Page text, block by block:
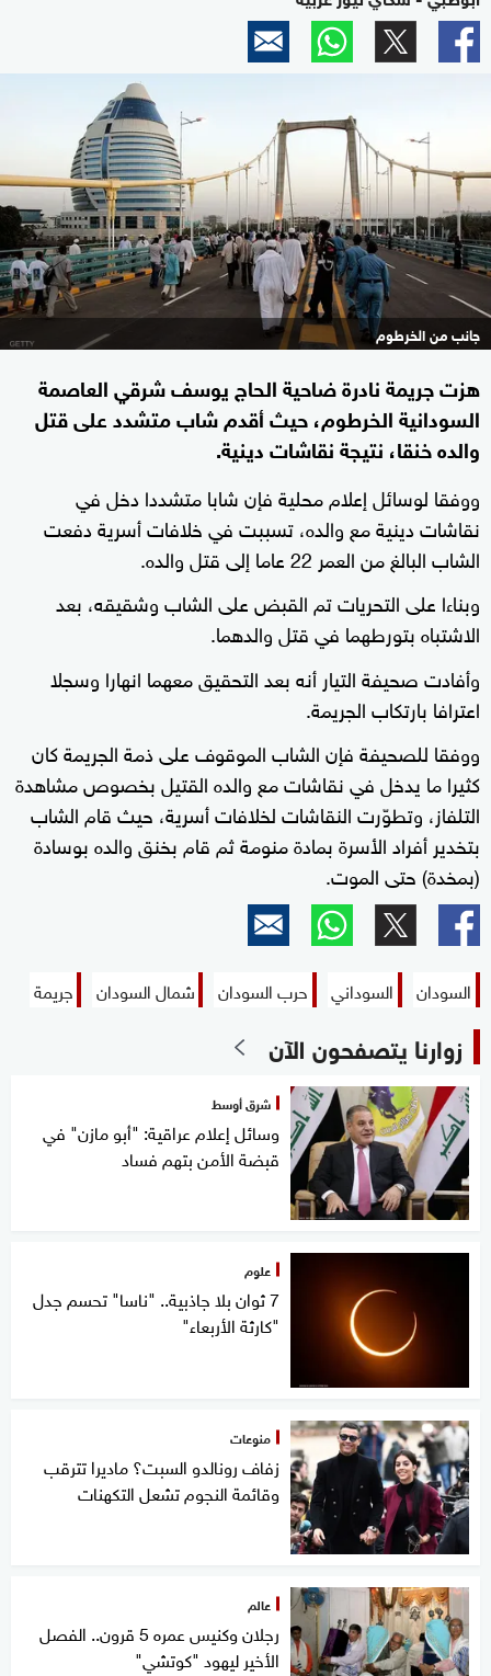
جانب من الخرطوم
هزت جريمة نادرة ضاحية الحاج يوسف شرقي العاصمة
السودانية الخرطوم، حيث أقدم شاب متشدد على قتل
والده خنقا، نتيجة نقاشات دينية.
ووفقا لوسائل إعلام محلية فإن شابا متشددا دخل في
نقاشات دينية مع والده، تسببت في خلافات أسرية دفعت
الشاب البالغ من العمر 22 عاما إلى قتل والده.
وبناءا على التحريات تم القبض على الشاب وشقيقه، بعد
الاشتباه بتورطهما في قتل والدهما.
وأفادت صحيفة التيار أنه بعد التحقيق معهما انهارا وسجلا
اعترافا بارتكاب الجريمة.
ووفقا للصحيفة فإن الشاب الموقوف على ذمة الجريمة كان
كثيرا ما يدخل في نقاشات مع والده القتيل بخصوص مشاهدة
التلفاز، وتطوّرت النقاشات لخلافات أسرية، حيث قام الشاب
بتخدير أفراد الأسرة بمادة منومة ثم قام بخنق والده بوسادة
(بمخدة) حتى الموت.
السودان السوداني حرب السودان شمال السودان جريمة
زوارنا يتصفحون الآن
شرق أوسط
وسائل إعلام عراقية: "أبو مازن" في
قبضة الأمن بتهم فساد
علوم
7 ثوان بلا جاذبية.. "ناسا" تحسم جدل
"كارثة الأربعاء"
منوعات
زفاف رونالدو السبت؟ ماديرا تترقب
وقائمة النجوم تشعل التكهنات
عالم
رجلان وكنيس عمره 5 قرون.. الفصل
الأخير ليهود "كوتشي"